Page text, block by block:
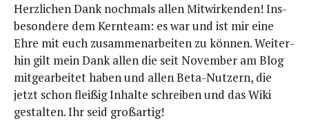
Herz­li­chen Dank noch­mals allen Mit­wir­ken­den! Ins­
be­son­de­re dem Kern­team: es war und ist mir eine
Ehre mit euch zusam­men­ar­bei­ten zu kön­nen. Wei­ter­
hin gilt mein Dank allen die seit Novem­ber am Blog
mit­ge­ar­bei­tet haben und allen Beta-Nut­zern, die
jetzt schon flei­ßig Inhal­te schrei­ben und das Wiki
gestal­ten. Ihr seid großartig!